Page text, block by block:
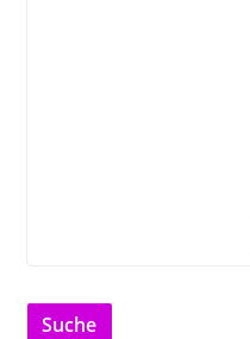
Suche